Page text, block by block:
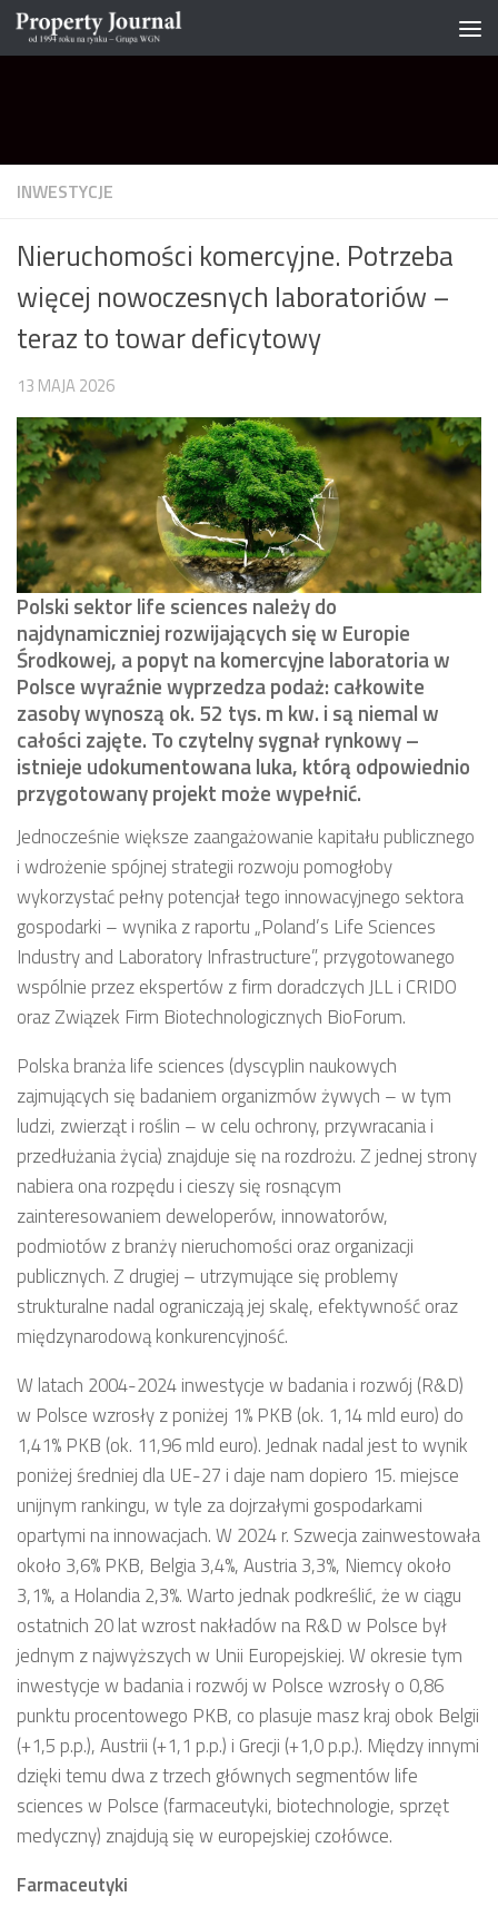
Skip to content
INWESTYCJE
Nieruchomości komercyjne. Potrzeba
więcej nowoczesnych laboratoriów –
teraz to towar deficytowy
13 MAJA 2026
Polski sektor life sciences należy do
najdynamiczniej rozwijających się w Europie
Środkowej, a popyt na komercyjne laboratoria w
Polsce wyraźnie wyprzedza podaż: całkowite
zasoby wynoszą ok. 52 tys. m kw. i są niemal w
całości zajęte. To czytelny sygnał rynkowy –
istnieje udokumentowana luka, którą odpowiednio
przygotowany projekt może wypełnić.
Jednocześnie większe zaangażowanie kapitału publicznego
i wdrożenie spójnej strategii rozwoju pomogłoby
wykorzystać pełny potencjał tego innowacyjnego sektora
gospodarki – wynika z raportu „Poland’s Life Sciences
Industry and Laboratory Infrastructure”, przygotowanego
wspólnie przez ekspertów z firm doradczych JLL i CRIDO
oraz Związek Firm Biotechnologicznych BioForum.
Polska branża life sciences (dyscyplin naukowych
zajmujących się badaniem organizmów żywych – w tym
ludzi, zwierząt i roślin – w celu ochrony, przywracania i
przedłużania życia) znajduje się na rozdrożu. Z jednej strony
nabiera ona rozpędu i cieszy się rosnącym
zainteresowaniem deweloperów, innowatorów,
podmiotów z branży nieruchomości oraz organizacji
publicznych. Z drugiej – utrzymujące się problemy
strukturalne nadal ograniczają jej skalę, efektywność oraz
międzynarodową konkurencyjność.
W latach 2004-2024 inwestycje w badania i rozwój (R&D)
w Polsce wzrosły z poniżej 1% PKB (ok. 1,14 mld euro) do
1,41% PKB (ok. 11,96 mld euro). Jednak nadal jest to wynik
poniżej średniej dla UE-27 i daje nam dopiero 15. miejsce
unijnym rankingu, w tyle za dojrzałymi gospodarkami
opartymi na innowacjach. W 2024 r. Szwecja zainwestowała
około 3,6% PKB, Belgia 3,4%, Austria 3,3%, Niemcy około
3,1%, a Holandia 2,3%. Warto jednak podkreślić, że w ciągu
ostatnich 20 lat wzrost nakładów na R&D w Polsce był
jednym z najwyższych w Unii Europejskiej. W okresie tym
inwestycje w badania i rozwój w Polsce wzrosły o 0,86
punktu procentowego PKB, co plasuje masz kraj obok Belgii
(+1,5 p.p.), Austrii (+1,1 p.p.) i Grecji (+1,0 p.p.). Między innymi
dzięki temu dwa z trzech głównych segmentów life
sciences w Polsce (farmaceutyki, biotechnologie, sprzęt
medyczny) znajdują się w europejskiej czołówce.
Farmaceutyki